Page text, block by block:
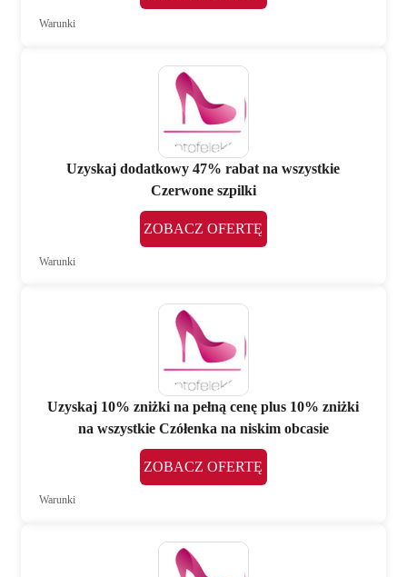
Warunki
Uzyskaj dodatkowy 47% rabat na wszystkie
Czerwone szpilki
ZOBACZ OFERTĘ
Warunki
Uzyskaj 10% zniżki na pełną cenę plus 10% zniżki
na wszystkie Czółenka na niskim obcasie
ZOBACZ OFERTĘ
Warunki